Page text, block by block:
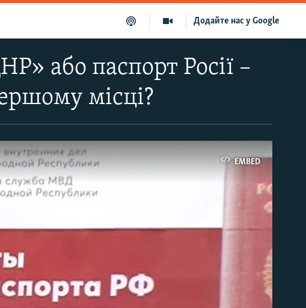
Додайте нас у Google
або паспорт Росії –
місці?
EMBED